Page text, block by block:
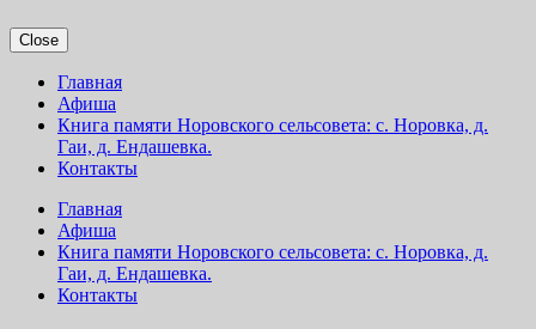
Close
Главная
Афиша
Книга памяти Норовского сельсовета: с. Норовка, д.
Гаи, д. Ендашевка.
Контакты
Главная
Афиша
Книга памяти Норовского сельсовета: с. Норовка, д.
Гаи, д. Ендашевка.
Контакты